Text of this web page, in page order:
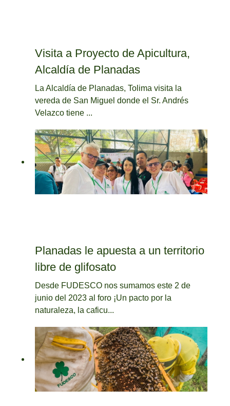
Visita a Proyecto de Apicultura,
Alcaldía de Planadas
La Alcaldía de Planadas, Tolima visita la
vereda de San Miguel donde el Sr. Andrés
Velazco tiene ...
Planadas le apuesta a un territorio
libre de glifosato
Desde FUDESCO nos sumamos este 2 de
junio del 2023 al foro ¡Un pacto por la
naturaleza, la caficu...